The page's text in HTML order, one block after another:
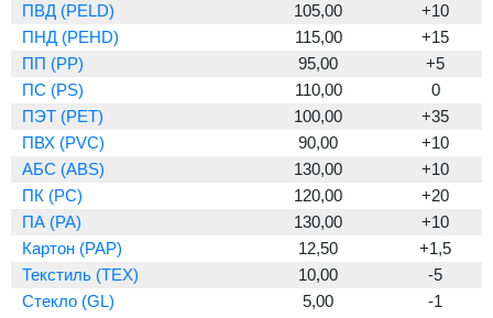
ПВД (PELD) 105,00
+10
ПНД (PEHD)
115,00
+15
ПП (PP)
95,00
+5
ПС (PS)
110,00
0
ПЭТ (PET)
100,00
+35
ПВХ (PVC)
90,00
+10
АБС (ABS)
130,00
+10
ПК (PC)
120,00
+20
ПА (PA)
130,00
+10
Картон (PAP)
12,50
+1,5
Текстиль (TEX)
10,00
-5
Стекло (GL)
5,00 -1